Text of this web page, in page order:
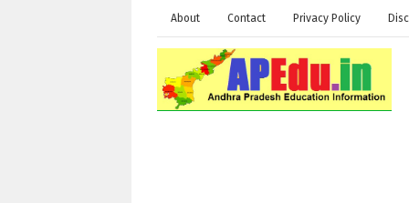
About Contact Privacy Policy